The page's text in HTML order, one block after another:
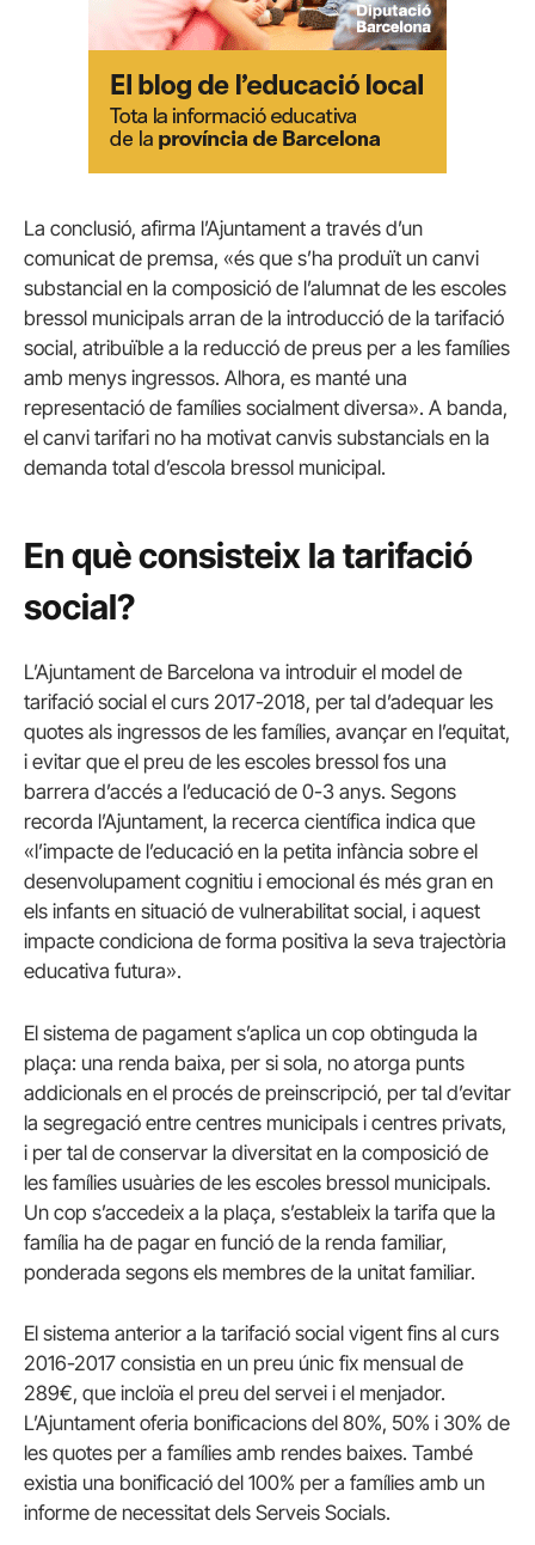
La conclusió, afirma l’Ajuntament a través d’un
comunicat de premsa, «és que s’ha produït un canvi
substancial en la composició de l’alumnat de les escoles
bressol municipals arran de la introducció de la tarifació
social, atribuïble a la reducció de preus per a les famílies
amb menys ingressos. Alhora, es manté una
representació de famílies socialment diversa». A banda,
el canvi tarifari no ha motivat canvis substancials en la
demanda total d’escola bressol municipal.
En què consisteix la tarifació
social?
L’Ajuntament de Barcelona va introduir el model de
tarifació social el curs 2017-2018, per tal d’adequar les
quotes als ingressos de les famílies, avançar en l’equitat,
i evitar que el preu de les escoles bressol fos una
barrera d’accés a l’educació de 0-3 anys. Segons
recorda l’Ajuntament, la recerca científica indica que
«l’impacte de l’educació en la petita infància sobre el
desenvolupament cognitiu i emocional és més gran en
els infants en situació de vulnerabilitat social, i aquest
impacte condiciona de forma positiva la seva trajectòria
educativa futura».
El sistema de pagament s’aplica un cop obtinguda la
plaça: una renda baixa, per si sola, no atorga punts
addicionals en el procés de preinscripció, per tal d’evitar
la segregació entre centres municipals i centres privats,
i per tal de conservar la diversitat en la composició de
les famílies usuàries de les escoles bressol municipals.
Un cop s’accedeix a la plaça, s’estableix la tarifa que la
família ha de pagar en funció de la renda familiar,
ponderada segons els membres de la unitat familiar.
El sistema anterior a la tarifació social vigent fins al curs
2016-2017 consistia en un preu únic fix mensual de
289€, que incloïa el preu del servei i el menjador.
L’Ajuntament oferia bonificacions del 80%, 50% i 30% de
les quotes per a famílies amb rendes baixes. També
existia una bonificació del 100% per a famílies amb un
informe de necessitat dels Serveis Socials.